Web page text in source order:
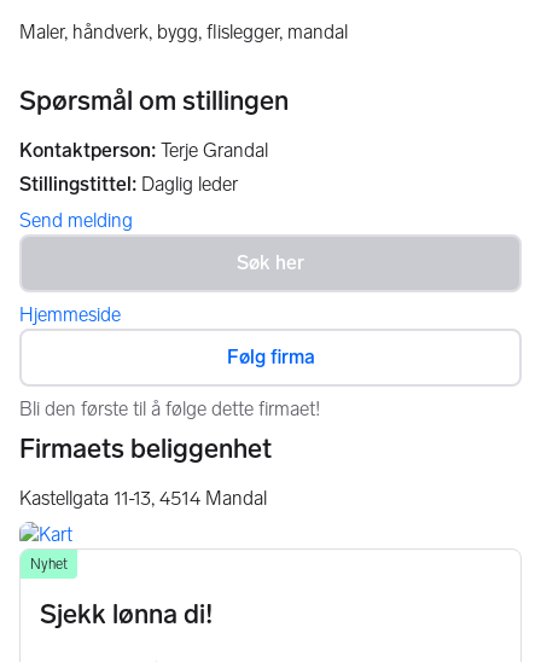
maler, håndverk, bygg, flislegger, mandal
Spørsmål om stillingen
Kontaktperson: Terje Grandal
Stillingstittel: Daglig leder
Send melding
Hjemmeside
Følg firma
Bli den første til å følge dette firmaet!
Firmaets beliggenhet
Kastellgata 11-13, 4514 Mandal